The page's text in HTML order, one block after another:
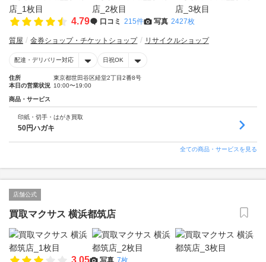
4.79 口コミ 215件 写真 2427枚
質屋 金券ショップ・チケットショップ リサイクルショップ
配達・デリバリー対応 日祝OK
住所
東京都世田谷区経堂2丁目2番8号
本日の営業状況 10:00〜19:00
商品・サービス
印紙・切手・はがき買取
50円ハガキ
全ての商品・サービスを見る
店舗公式
買取マクサス 横浜都筑店
3.05 写真 7枚